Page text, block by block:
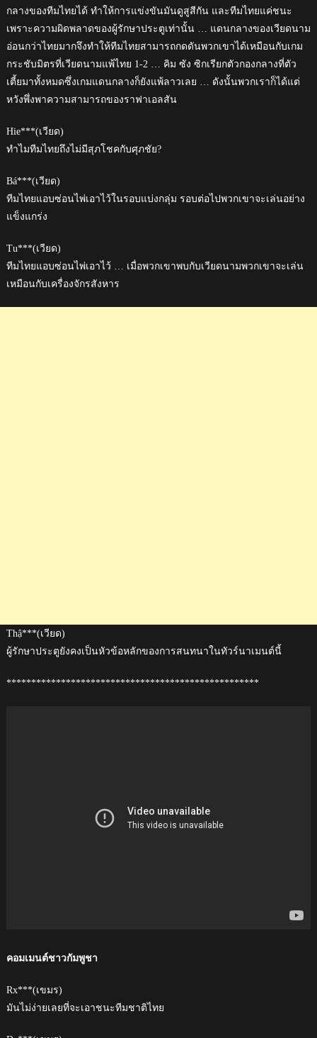
กลางของทีมไทยได้ ทำให้การแข่งขันมันดูสูสีกัน และทีมไทยแค่ชนะ
เพราะความผิดพลาดของผู้รักษาประตูเท่านั้น … แดนกลางของเวียดนาม
อ่อนกว่าไทยมากจึงทำให้ทีมไทยสามารถกดดันพวกเขาได้เหมือนกับเกม
กระชับมิตรที่เวียดนามแพ้ไทย 1-2 … คิม ซัง ซิกเรียกตัวกองกลางที่ตัว
เตี้ยมาทั้งหมดซึ่งเกมแดนกลางก็ยังแพ้ลาวเลย … ดังนั้นพวกเราก็ได้แต่
หวังพึ่งพาความสามารถของราฟาเอลสัน
Hie***(เวียด)
ทำไมทีมไทยถึงไม่มีสุภโชคกับศุภชัย?
Bá***(เวียด)
ทีมไทยแอบซ่อนไพ่เอาไว้ในรอบแบ่งกลุ่ม รอบต่อไปพวกเขาจะเล่นอย่าง
แข็งแกร่ง
Tu***(เวียด)
ทีมไทยแอบซ่อนไพ่เอาไว้ … เมื่อพวกเขาพบกับเวียดนามพวกเขาจะเล่น
เหมือนกับเครื่องจักรสังหาร
Thậ***(เวียด)
ผู้รักษาประตูยังคงเป็นหัวข้อหลักของการสนทนาในทัวร์นาเมนต์นี้
***************************************************
คอมเมนต์ชาวกัมพูชา
Rx***(เขมร)
มันไม่ง่ายเลยที่จะเอาชนะทีมชาติไทย